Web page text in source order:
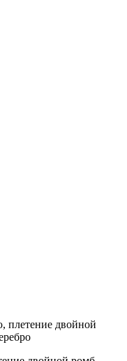
плетение двойной